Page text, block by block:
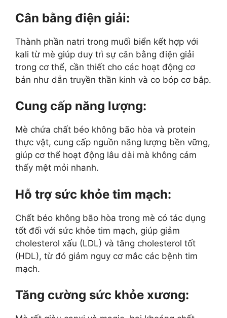
Cân bằng điện giải:
Thành phần natri trong muối biển kết hợp với
kali từ mè giúp duy trì sự cân bằng điện giải
trong cơ thể, cần thiết cho các hoạt động cơ
bản như dẫn truyền thần kinh và co bóp cơ bắp.
Cung cấp năng lượng:
Mè chứa chất béo không bão hòa và protein
thực vật, cung cấp nguồn năng lượng bền vững,
giúp cơ thể hoạt động lâu dài mà không cảm
thấy mệt mỏi nhanh.
Hỗ trợ sức khỏe tim mạch:
Chất béo không bão hòa trong mè có tác dụng
tốt đối với sức khỏe tim mạch, giúp giảm
cholesterol xấu (LDL) và tăng cholesterol tốt
(HDL), từ đó giảm nguy cơ mắc các bệnh tim
mạch.
Tăng cường sức khỏe xương: